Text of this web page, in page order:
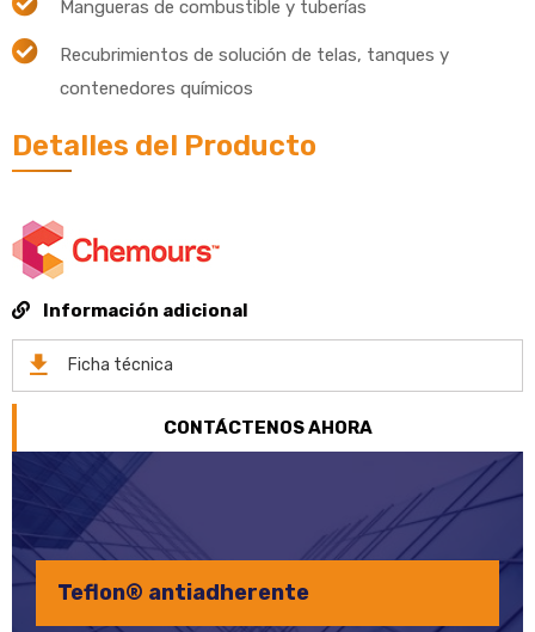
Mangueras de combustible y tuberías
Recubrimientos de solución de telas, tanques y
contenedores químicos
Detalles del Producto
Información adicional
Ficha técnica
CONTÁCTENOS AHORA
Fluoropolímeros
Fluoropolímeros